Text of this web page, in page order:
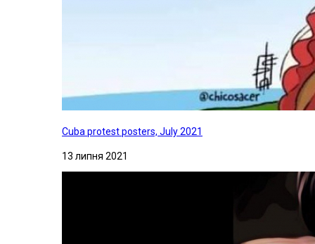
Cuba protest posters, July 2021
13 липня 2021